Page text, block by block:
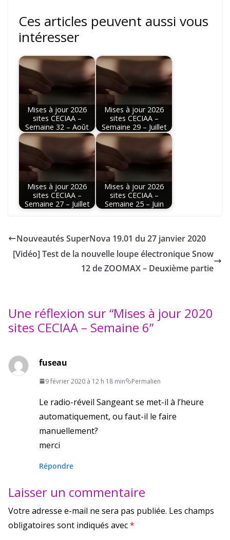
Ces articles peuvent aussi vous
intéresser
Mises à jour 2026
sites CECIAA –
Semaine 32 – Août
Mises à jour 2026
sites CECIAA –
Semaine 29 – Juillet
Mises à jour 2026
sites CECIAA –
Semaine 27 – Juillet
Mises à jour 2026
sites CECIAA –
Semaine 25 – Juin
Nouveautés SuperNova 19.01 du 27 janvier 2020
[Vidéo] Test de la nouvelle loupe électronique Snow
12 de ZOOMAX – Deuxième partie
Une réflexion sur “Mises à jour 2020
sites CECIAA – Semaine 6”
fuseau
9 février 2020 à 12 h 18 min Permalien
Le radio-réveil Sangeant se met-il à l’heure
automatiquement, ou faut-il le faire
manuellement?
merci
Répondre
Laisser un commentaire
Votre adresse e-mail ne sera pas publiée. Les champs
obligatoires sont indiqués avec*